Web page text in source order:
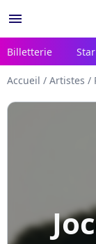
menu
Billetterie
Accueil / Artistes /